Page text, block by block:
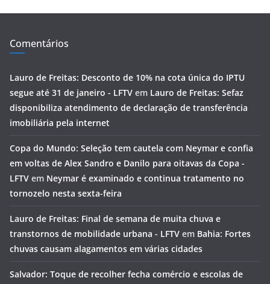
Comentários
Lauro de Freitas: Desconto de 10% na cota única do IPTU
segue até 31 de janeiro - LFTV em Lauro de Freitas: Sefaz
disponibiliza atendimento de declaração de transferência
imobiliária pela internet
Copa do Mundo: Seleção tem cautela com Neymar e confia
em voltas de Alex Sandro e Danilo para oitavas da Copa -
LFTV em Neymar é examinado e continua tratamento no
tornozelo nesta sexta-feira
Lauro de Freitas: Final de semana de muita chuva e
transtornos de mobilidade urbana - LFTV em Bahia: Fortes
chuvas causam alagamentos em várias cidades
Salvador: Toque de recolher fecha comércio e escolas de